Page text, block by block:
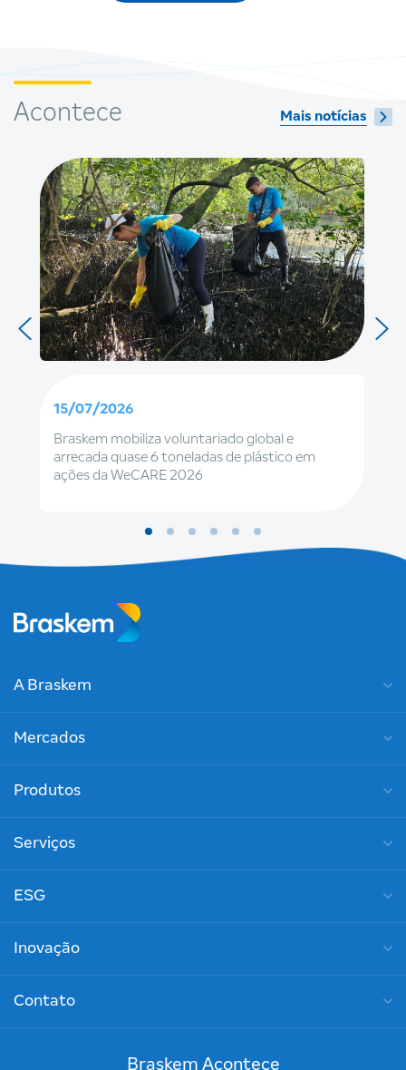
Acontece Mais notícias
15/07/2026
Braskem mobiliza voluntariado global e
arrecada quase 6 toneladas de plástico em
ações da WeCARE 2026
A Braskem
Mercados
Produtos
Serviços
ESG
Inovação
Contato
Braskem Acontece